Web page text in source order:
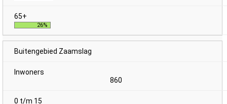
26%
Buitengebied Zaamslag
860